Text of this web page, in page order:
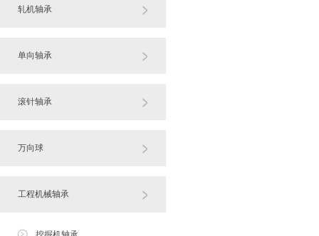
轧机轴承
单向轴承
滚针轴承
万向球
工程机械轴承